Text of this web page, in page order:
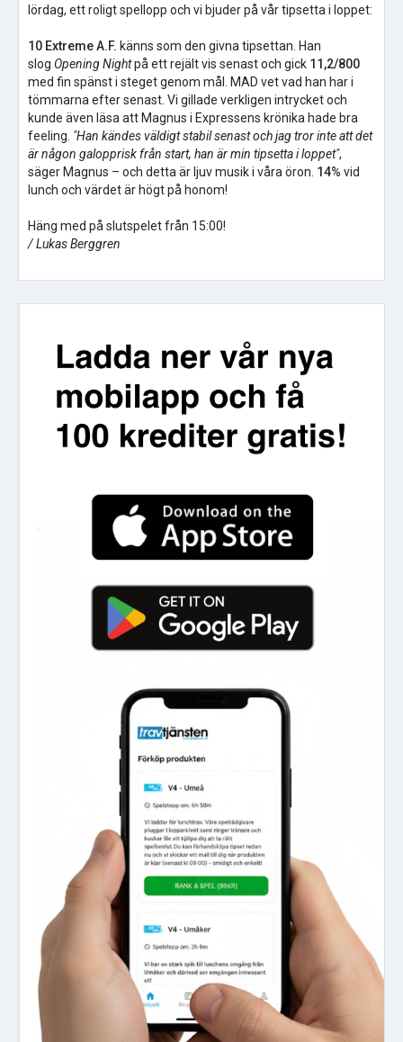
lördag, ett roligt spellopp och vi bjuder på vår tipsetta i loppet:
10 Extreme A.F. känns som den givna tipsettan. Han
slog Opening Nightpå ett rejält vis senast och gick 11,2/800
med fin spänst i steget genom mål. MAD vet vad han har i
tömmarna efter senast. Vi gillade verkligen intrycket och
kunde även läsa att Magnus i Expressens krönika hade bra
feeling. "Han kändes väldigt stabil senast och jag tror inte att det
är någon galopprisk från start, han är min tipsetta i loppet",
säger Magnus – och detta är ljuv musik i våra öron. 14% vid
lunch och värdet är högt på honom!
Häng med på slutspelet från 15:00!
/ Lukas Berggren